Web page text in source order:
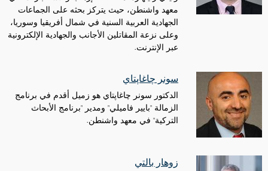
معهد واشنطن، حيث يتركز بحثه على الجماعات
الجهادية العربية السنية في شمال أفريقيا وسوريا،
وعلى نزعة المقاتلين الأجانب والجهادية الإلكترونية
عبر الإنترنت.
سونر چاغاپتاي
الدكتور سونر چاغاپتاي هو زميل أقدم في برنامج
الزمالة "بايير فاميلي" ومدير "برنامج الأبحاث
التركية" في معهد واشنطن.
زوهار بالتي